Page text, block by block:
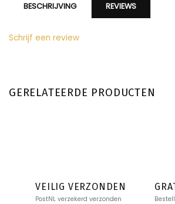
BESCHRIJVING REVIEWS
Schrijf een review
GERELATEERDE PRODUCTEN
VEILIG VERZONDEN
PostNL verzekerd verzonden